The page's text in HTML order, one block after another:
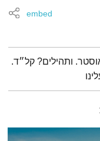
embed
ותהילים? קל״ד.